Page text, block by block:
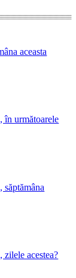
aceasta
în următoarele
acestea?